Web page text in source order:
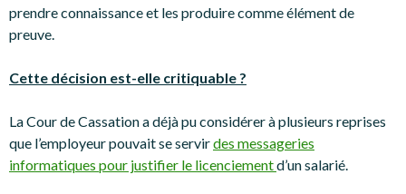
prendre connaissance et les produire comme élément de
preuve.
Cette décision est-elle critiquable ?
La Cour de Cassation a déjà pu considérer à plusieurs reprises
que l’employeur pouvait se servirdes messageries
informatiques pour justifier le licenciementd’un salarié.